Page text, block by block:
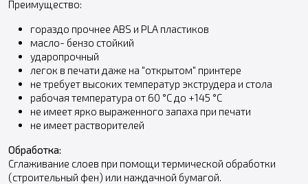
Преимущество:
гораздо прочнее ABS и PLA пластиков
масло- бензо стойкий
ударопрочный
легок в печати даже на "открытом" принтере
не требует высоких температур экструдера и стола
рабочая температура от 60 °С до +145 °С
не имеет ярко выраженного запаха при печати
не имеет растворителей
Обработка:
Сглаживание слоев при помощи термической обработки
(строительный фен) или наждачной бумагой.